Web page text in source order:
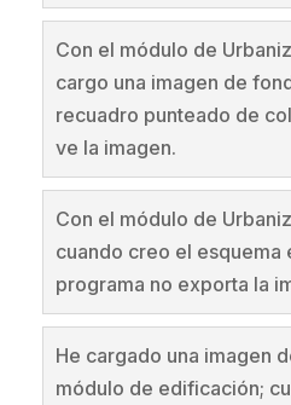
Con el módulo de
cargo una imagen de
recuadro punteado de
ve la imagen.
Con el módulo de
cuando creo el esquema
programa no exporta la
He cargado una imagen
módulo de edificación;